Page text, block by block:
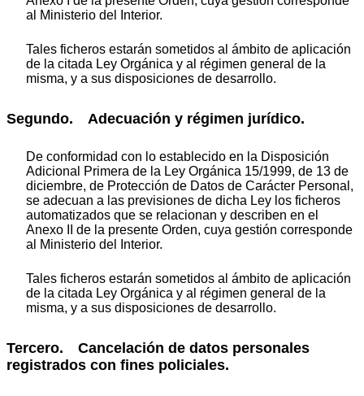
al Ministerio del Interior.
Tales ficheros estarán sometidos al ámbito de aplicación
de la citada Ley Orgánica y al régimen general de la
misma, y a sus disposiciones de desarrollo.
Segundo. Adecuación y régimen jurídico.
De conformidad con lo establecido en la Disposición
Adicional Primera de la Ley Orgánica 15/1999, de 13 de
diciembre, de Protección de Datos de Carácter Personal,
se adecuan a las previsiones de dicha Ley los ficheros
automatizados que se relacionan y describen en el
Anexo II de la presente Orden, cuya gestión corresponde
al Ministerio del Interior.
Tales ficheros estarán sometidos al ámbito de aplicación
de la citada Ley Orgánica y al régimen general de la
misma, y a sus disposiciones de desarrollo.
Tercero. Cancelación de datos personales
registrados con fines policiales.